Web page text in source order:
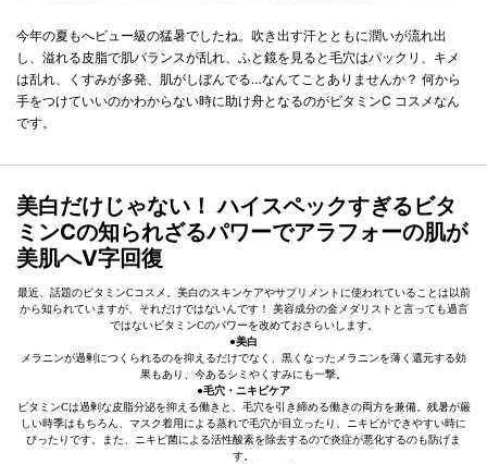
今年の夏もへビュー級の猛暑でしたね。吹き出す汗とともに潤いが流れ出
し、溢れる皮脂で肌バランスが乱れ、ふと鏡を見ると毛穴はパックリ、キメ
は乱れ、くすみが多発、肌がしぼんでる…なんてことありませんか？ 何から
手をつけていいのかわからない時に助け舟となるのがビタミンC コスメなん
です。
美白だけじゃない！ ハイスペックすぎるビタ
ミンCの知られざるパワーでアラフォーの肌が
美肌へV字回復
最近、話題のビタミンCコスメ。美白のスキンケアやサプリメントに使われていることは以前
から知られていますが、それだけではないんです！ 美容成分の金メダリストと言っても過言
ではないビタミンCのパワーを改めておさらいします。
●美白
メラニンが過剰につくられるのを抑えるだけでなく、黒くなったメラニンを薄く還元する効
果もあり、今あるシミやくすみにも一撃。
●毛穴・ニキビケア
ビタミンCは過剰な皮脂分泌を抑える働きと、毛穴を引き締める働きの両方を兼備。残暑が厳
しい時季はもちろん、マスク着用による蒸れで毛穴が目立ったり、ニキビができやすい時に
ぴったりです。また、ニキビ菌による活性酸素を除去するので炎症が悪化するのも防げま
す。